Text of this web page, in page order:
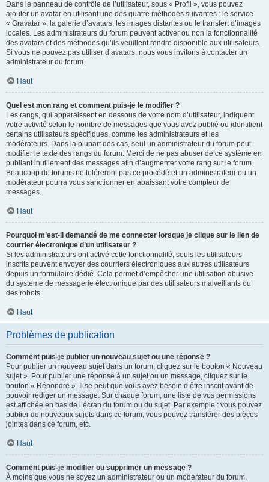
Dans le panneau de contrôle de l’utilisateur, sous « Profil », vous pouvez
ajouter un avatar en utilisant une des quatre méthodes suivantes : le service
« Gravatar », la galerie d’avatars, les images distantes ou le transfert d’images
locales. Les administrateurs du forum peuvent activer ou non la fonctionnalité
des avatars et des méthodes qu’ils veuillent rendre disponible aux utilisateurs.
Si vous ne pouvez pas utiliser d’avatars, nous vous invitons à contacter un
administrateur du forum.
Haut
Quel est mon rang et comment puis-je le modifier ?
Les rangs, qui apparaissent en dessous de votre nom d’utilisateur, indiquent
votre activité selon le nombre de messages que vous avez publié ou identifient
certains utilisateurs spécifiques, comme les administrateurs et les
modérateurs. Dans la plupart des cas, seul un administrateur du forum peut
modifier le texte des rangs du forum. Merci de ne pas abuser de ce système en
publiant inutilement des messages afin d’augmenter votre rang sur le forum.
Beaucoup de forums ne toléreront pas ce procédé et un administrateur ou un
modérateur pourra vous sanctionner en abaissant votre compteur de
messages.
Haut
Pourquoi m’est-il demandé de me connecter lorsque je clique sur le lien de
courrier électronique d’un utilisateur ?
Si les administrateurs ont activé cette fonctionnalité, seuls les utilisateurs
inscrits peuvent envoyer des courriers électroniques aux autres utilisateurs
depuis un formulaire dédié. Cela permet d’empêcher une utilisation abusive
du système de messagerie électronique par des utilisateurs malveillants ou
des robots.
Haut
Problèmes de publication
Comment puis-je publier un nouveau sujet ou une réponse ?
Pour publier un nouveau sujet dans un forum, cliquez sur le bouton « Nouveau
sujet ». Pour publier une réponse à un sujet ou un message, cliquez sur le
bouton « Répondre ». Il se peut que vous ayez besoin d’être inscrit avant de
pouvoir rédiger un message. Sur chaque forum, une liste de vos permissions
est affichée en bas de l’écran du forum ou du sujet. Par exemple : vous pouvez
publier de nouveaux sujets dans ce forum, vous pouvez transférer des pièces
jointes dans ce forum, etc.
Haut
Comment puis-je modifier ou supprimer un message ?
À moins que vous ne soyez un administrateur ou un modérateur du forum,